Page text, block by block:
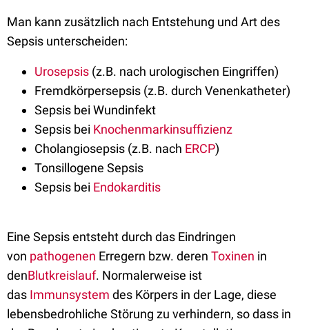
Man kann zusätzlich nach Entstehung und Art des
Sepsis unterscheiden:
Urosepsis (z.B. nach urologischen Eingriffen)
Fremdkörpersepsis (z.B. durch Venenkatheter)
Sepsis bei Wundinfekt
Sepsis bei Knochenmarkinsuffizienz
Cholangiosepsis (z.B. nach ERCP)
Tonsillogene Sepsis
Sepsis bei Endokarditis
Eine Sepsis entsteht durch das Eindringen
von pathogenen Erregern bzw. deren Toxinen in
denBlutkreislauf. Normalerweise ist
das Immunsystem des Körpers in der Lage, diese
lebensbedrohliche Störung zu verhindern, so dass in